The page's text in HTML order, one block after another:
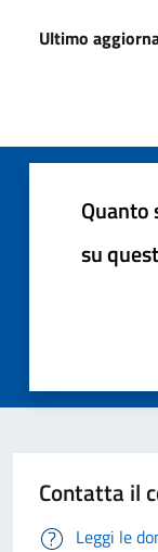
Ultimo
Quanto
su
Contatta il
Leggi le